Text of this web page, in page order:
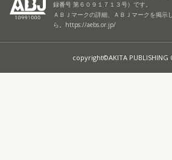
録番号 第６０９１７１３号）です。
ＡＢＪマークの詳細、ＡＢＪマークを掲示
ら。 https://aebs.or.jp/
copyright©AKITA PUBLISHING